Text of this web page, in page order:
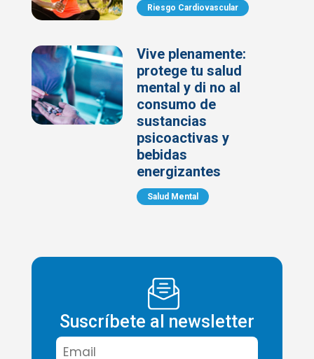
Riesgo Cardiovascular
Vive plenamente:
protege tu salud
mental y di no al
consumo de
sustancias
psicoactivas y
bebidas
energizantes
Salud Mental
Suscríbete al newsletter